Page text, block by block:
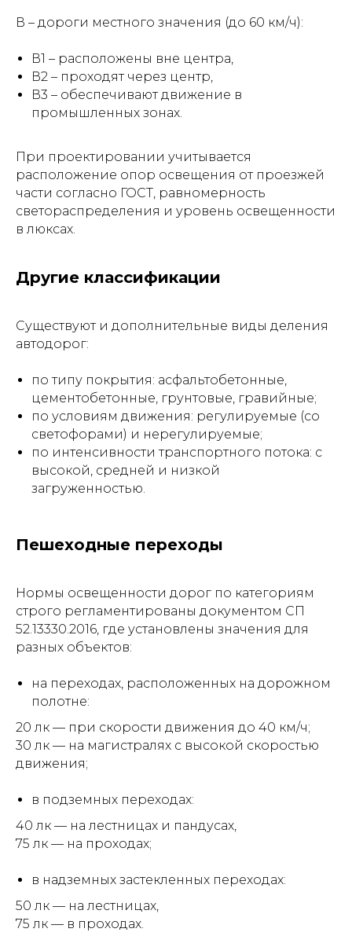
В – дороги местного значения (до 60 км/ч):
В1 – расположены вне центра,
В2 – проходят через центр,
В3 – обеспечивают движение в
промышленных зонах.
При проектировании учитывается
расположение опор освещения от проезжей
части согласно ГОСТ, равномерность
светораспределения и уровень освещенности
в люксах.
Другие классификации
Существуют и дополнительные виды деления
автодорог:
по типу покрытия: асфальтобетонные,
цементобетонные, грунтовые, гравийные;
по условиям движения: регулируемые (со
светофорами) и нерегулируемые;
по интенсивности транспортного потока: с
высокой, средней и низкой
загруженностью.
Пешеходные переходы
Нормы освещенности дорог по категориям
строго регламентированы документом СП
52.13330.2016, где установлены значения для
разных объектов:
на переходах, расположенных на дорожном
полотне:
20 лк — при скорости движения до 40 км/ч;
30 лк — на магистралях с высокой скоростью
движения;
в подземных переходах:
40 лк — на лестницах и пандусах,
75 лк — на проходах;
в надземных застекленных переходах:
50 лк — на лестницах,
75 лк — в проходах.